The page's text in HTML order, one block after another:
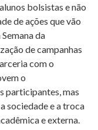
bolsistas e não
de ações que vão
da
de campanhas
com o
o
participantes, mas
sociedade e a troca
e externa.